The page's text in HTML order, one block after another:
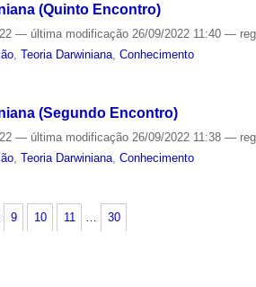
(Quinto Encontro)
— última modificação 26/09/2022 11:40—
,Teoria Darwiniana ,Conhecimento
(Segundo Encontro)
— última modificação 26/09/2022 11:38—
,Teoria Darwiniana,Conhecimento
9 10 11 30